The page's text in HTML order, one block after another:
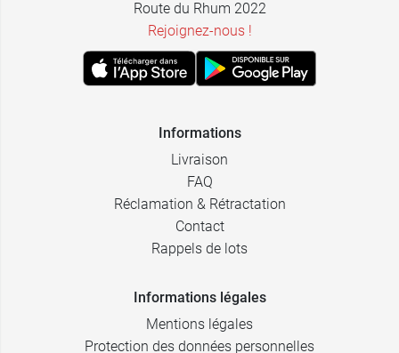
Route du Rhum 2022
Rejoignez-nous !
Informations
Livraison
FAQ
Réclamation & Rétractation
Contact
Rappels de lots
Informations légales
Mentions légales
Protection des données personnelles